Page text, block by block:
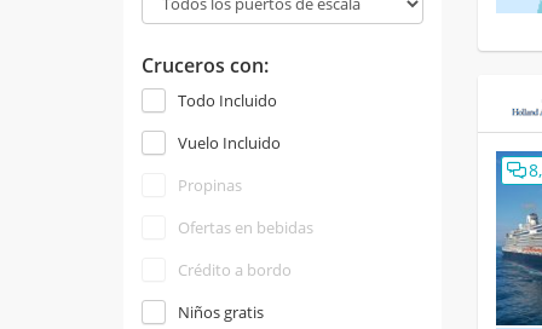
Cruceros con:
Todo Incluido
Vuelo Incluido
Propinas
Ofertas en bebidas
Crédito a bordo
Niños gratis